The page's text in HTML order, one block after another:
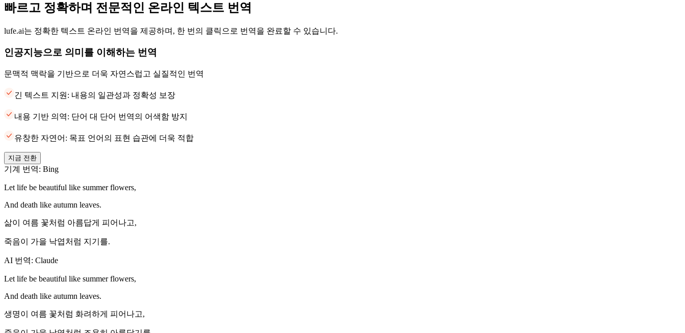
빠르고 정확하며 전문적인 온라인 텍스트 번역
lufe.ai는 정확한 텍스트 온라인 번역을 제공하며, 한 번의 클릭으로 번역을 완료할 수 있습니다.
인공지능으로 의미를 이해하는 번역
문맥적 맥락을 기반으로 더욱 자연스럽고 실질적인 번역
긴 텍스트 지원: 내용의 일관성과 정확성 보장
내용 기반 의역: 단어 대 단어 번역의 어색함 방지
유창한 자연어: 목표 언어의 표현 습관에 더욱 적합
지금 전환
기계 번역: Bing
Let life be beautiful like summer flowers,
And death like autumn leaves.
삶이 여름 꽃처럼 아름답게 피어나고,
죽음이 가을 낙엽처럼 지기를.
AI 번역: Claude
Let life be beautiful like summer flowers,
And death like autumn leaves.
생명이 여름 꽃처럼 화려하게 피어나고,